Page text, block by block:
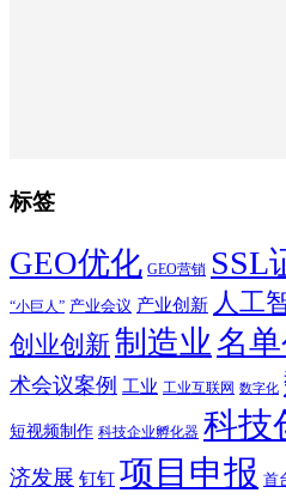
标签
GEO优化 GEO营销 SSL
“小巨人” 产业会议 产业创新 人工
创业创新制造业 名
术会议案例 工业 工业互联网 数字化
短视频制作 科技企业孵化器 科技
济发展 钉钉 项目申报 首